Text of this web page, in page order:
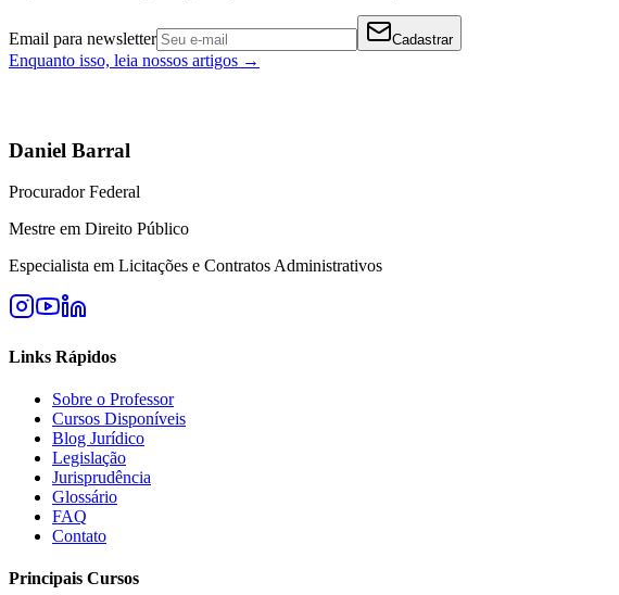
Email para newsletter Cadastrar
Enquanto isso, leia nossos artigos →
Daniel Barral
Procurador Federal
Mestre em Direito Público
Especialista em Licitações e Contratos Administrativos
Links Rápidos
Sobre o Professor
Cursos Disponíveis
Blog Jurídico
Legislação
Jurisprudência
Glossário
FAQ
Contato
Principais Cursos